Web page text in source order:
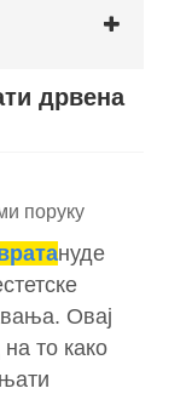
дрвена
поруку
нуде
Овај
то како